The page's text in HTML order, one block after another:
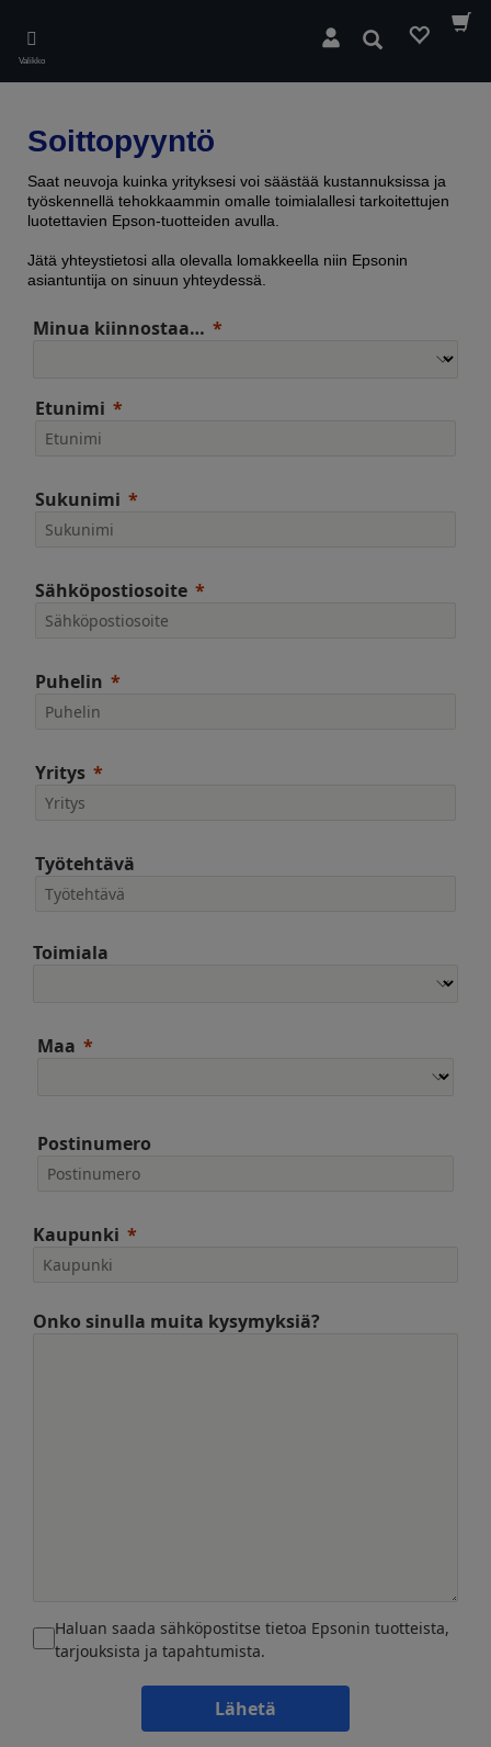
main
content
Valikko
Hae
Soittopyyntö
Saat neuvoja kuinka yrityksesi voi säästää kustannuksissa ja
työskennellä tehokkaammin omalle toimialallesi tarkoitettujen
luotettavien Epson-tuotteiden avulla.
Jätä yhteystietosi alla olevalla lomakkeella niin Epsonin
asiantuntija on sinuun yhteydessä.
Minua kiinnostaa…
Etunimi
Sukunimi
Sähköpostiosoite
Puhelin
Yritys
Työtehtävä
Toimiala
Maa
Postinumero
Kaupunki
Onko sinulla muita kysymyksiä?
Haluan saada sähköpostitse tietoa Epsonin tuotteista,
tarjouksista ja tapahtumista.
Lähetä